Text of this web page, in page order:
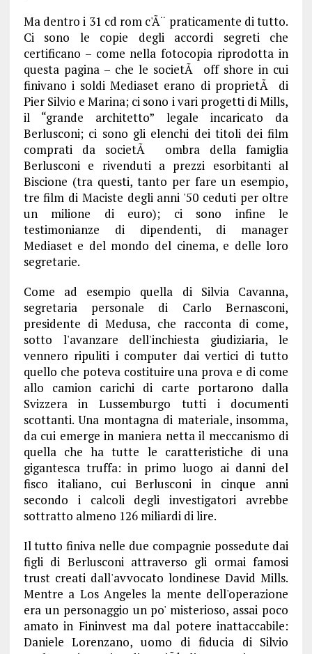
Ma dentro i 31 cd rom c'Ã¨ praticamente di tutto.
Ci sono le copie degli accordi segreti che
certificano – come nella fotocopia riprodotta in
questa pagina – che le societÃ off shore in cui
finivano i soldi Mediaset erano di proprietÃ di
Pier Silvio e Marina; ci sono i vari progetti di Mills,
il “grande architetto” legale incaricato da
Berlusconi; ci sono gli elenchi dei titoli dei film
comprati da societÃ ombra della famiglia
Berlusconi e rivenduti a prezzi esorbitanti al
Biscione (tra questi, tanto per fare un esempio,
tre film di Maciste degli anni '50 ceduti per oltre
un milione di euro); ci sono infine le
testimonianze di dipendenti, di manager
Mediaset e del mondo del cinema, e delle loro
segretarie.
Come ad esempio quella di Silvia Cavanna,
segretaria personale di Carlo Bernasconi,
presidente di Medusa, che racconta di come,
sotto l'avanzare dell'inchiesta giudiziaria, le
vennero ripuliti i computer dai vertici di tutto
quello che poteva costituire una prova e di come
allo camion carichi di carte portarono dalla
Svizzera in Lussemburgo tutti i documenti
scottanti. Una montagna di materiale, insomma,
da cui emerge in maniera netta il meccanismo di
quella che ha tutte le caratteristiche di una
gigantesca truffa: in primo luogo ai danni del
fisco italiano, cui Berlusconi in cinque anni
secondo i calcoli degli investigatori avrebbe
sottratto almeno 126 miliardi di lire.
Il tutto finiva nelle due compagnie possedute dai
figli di Berlusconi attraverso gli ormai famosi
trust creati dall'avvocato londinese David Mills.
Mentre a Los Angeles la mente dell'operazione
era un personaggio un po' misterioso, assai poco
amato in Fininvest ma dal potere inattaccabile:
Daniele Lorenzano, uomo di fiducia di Silvio